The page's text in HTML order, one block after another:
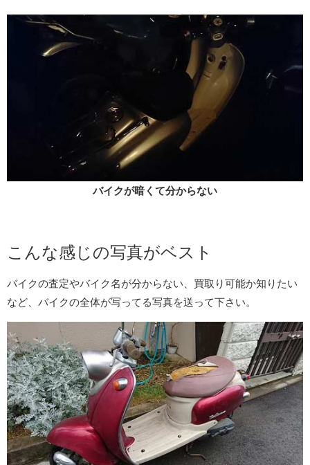
バイクが暗くて分からない
こんな感じの写真がベスト
バイクの査定やバイク名が分からない、買取り可能か知りたい
など、バイクの全体が写ってる写真を送って下さい。